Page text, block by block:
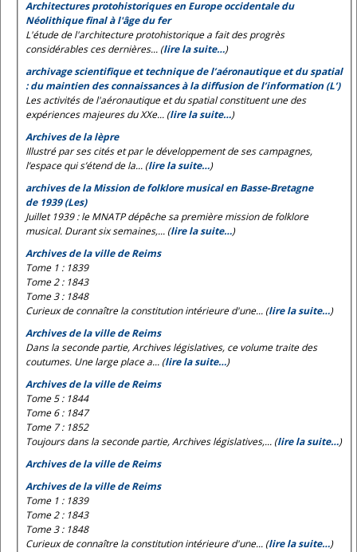
Architectures protohistoriques en Europe occidentale du
Néolithique final à l'âge du fer
L'étude de l'architecture protohistorique a fait des progrès
considérables ces dernières... (lire la suite…)
archivage scientifique et technique de l’aéronautique et du spatial
: du maintien des connaissances à la diffusion de l’information (L’)
Les activités de l'aéronautique et du spatial constituent une des
expériences majeures du XXe... (lire la suite…)
Archives de la lèpre
Illustré par ses cités et par le développement de ses campagnes,
l’espace qui s’étend de la... (lire la suite…)
archives de la Mission de folklore musical en Basse-Bretagne
de 1939 (Les)
Juillet 1939 : le MNATP dépêche sa première mission de folklore
musical. Durant six semaines,... (lire la suite…)
Archives de la ville de Reims
Tome 1 : 1839
Tome 2 : 1843
Tome 3 : 1848
Curieux de connaître la constitution intérieure d'une... (lire la suite…)
Archives de la ville de Reims
Dans la seconde partie, Archives législatives, ce volume traite des
coutumes. Une large place a... (lire la suite…)
Archives de la ville de Reims
Tome 5 : 1844
Tome 6 : 1847
Tome 7 : 1852
Toujours dans la seconde partie, Archives législatives,... (lire la suite…)
Archives de la ville de Reims
Archives de la ville de Reims
Tome 1 : 1839
Tome 2 : 1843
Tome 3 : 1848
Curieux de connaître la constitution intérieure d'une... (lire la suite…)